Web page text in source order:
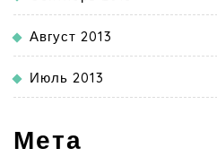
Август 2013
Июль 2013
Мета